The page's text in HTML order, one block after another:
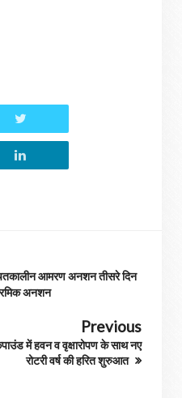
आमरण अनशन तीसरे दिन
अनशन
Previous
में हवन व वृक्षारोपण के साथ नए
रोटरी वर्ष की हरित शुरुआत